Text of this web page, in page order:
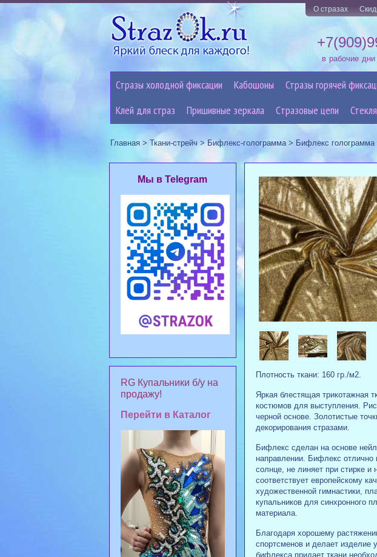
О стразах
в рабочие
Стразы холодной фиксации Кабошоны Стразы горячей
Клей для страз
Пришивные зеркала Cтразовые цепи
Главная > Ткани-стрейч >Бифлекс-голограмма> Бифлекс
Плотность ткани: 160 гр./м2.
Яркая блестящая трикотажная
костюмов для выступления.
черной основе. Золотистые
декорирования стразами.
Бифлекс сделан на основе
направлении. Бифлекс отлично
солнце, не линяет при стирке
соответствует европейскому
художественной гимнастики,
купальников для синхронного
материала.
Благодаря хорошему
спортсменов и делает изделие
бифлекса придает ткани
Мы в Telegram
RG Купальники б/у на
продажу!
Перейти в Каталог